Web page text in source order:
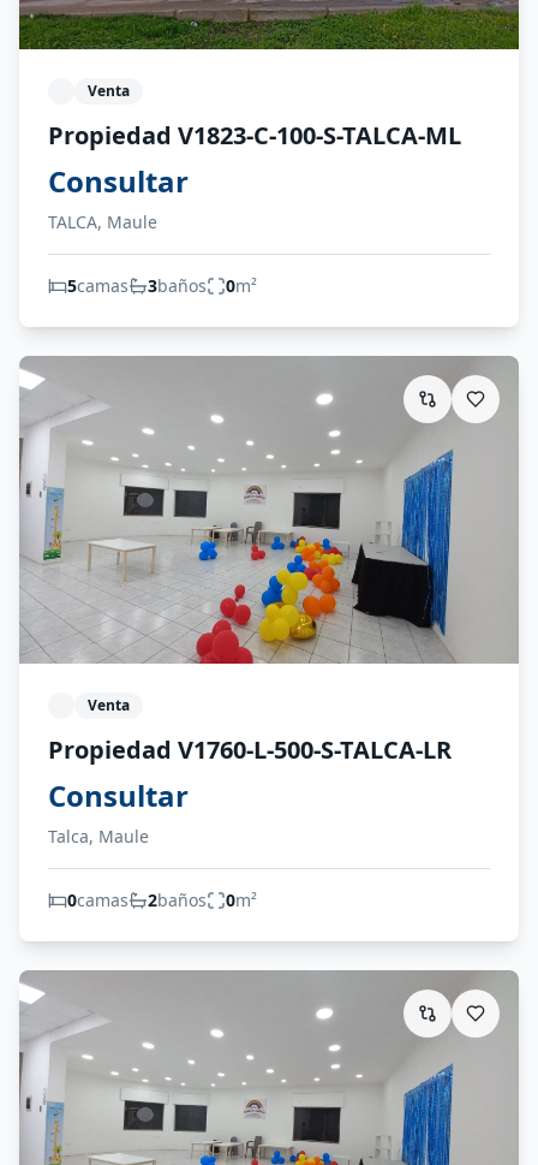
Venta
Propiedad V1823-C-100-S-TALCA-ML
Consultar
TALCA, Maule
5camas 3baños 0m²
Venta
Propiedad V1760-L-500-S-TALCA-LR
Consultar
Talca, Maule
0camas 2baños 0m²